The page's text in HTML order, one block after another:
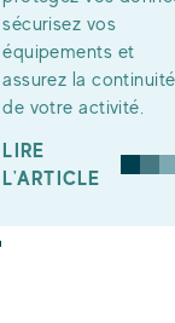
sécurisez vos
équipements et
assurez la continuité
de votre activité.
LIRE
L'ARTICLE